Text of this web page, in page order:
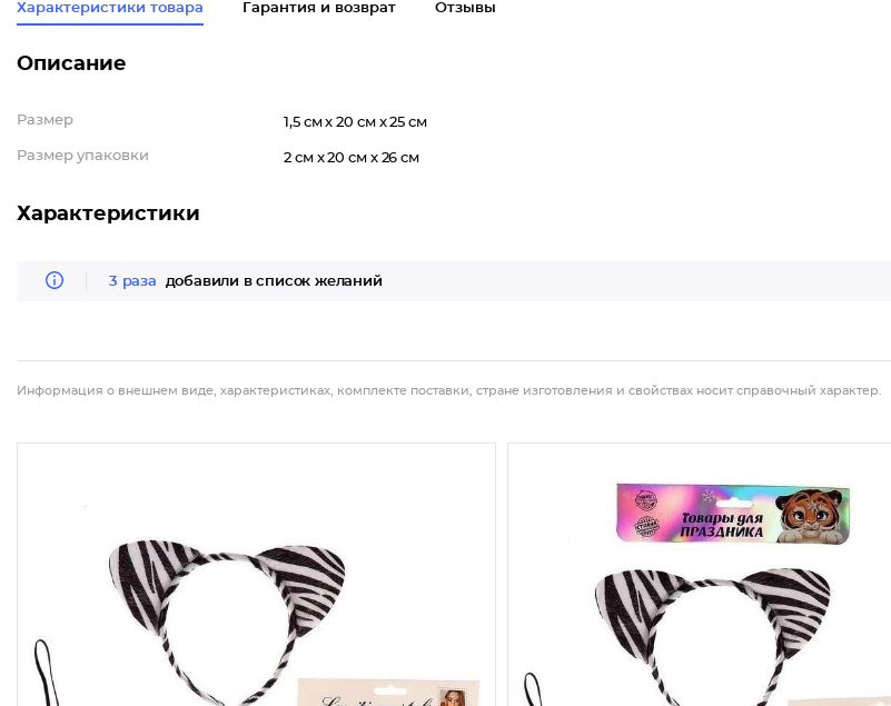
Характеристики товара Гарантия и возврат Отзывы
Описание
Размер 1,5 см x 20 см x 25 см
Размер упаковки 2 см x 20 см x 26 см
Характеристики
3 раза добавили в список желаний
Информация о внешнем виде, характеристиках, комплекте поставки, стране изготовления и свойствах носит справочный характер.